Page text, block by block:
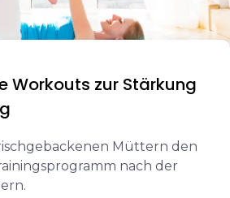
Workouts zur Stärkung
Müttern den
nach der